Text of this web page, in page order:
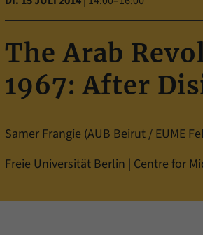
The Arab
1967: After
Samer Frangie (AUB Beirut / EUME
Freie Universität Berlin | Centre for